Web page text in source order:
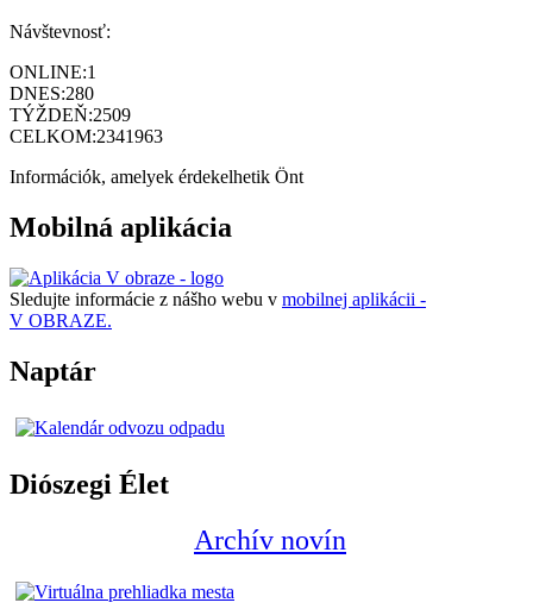
Návštevnosť:
ONLINE:1
DNES:280
TÝŽDEŇ:2509
CELKOM:2341963
Információk, amelyek érdekelhetik Önt
Mobilná aplikácia
Sledujte informácie z nášho webu v mobilnej aplikácii -
V OBRAZE.
Naptár
Diószegi Élet
Archív novín